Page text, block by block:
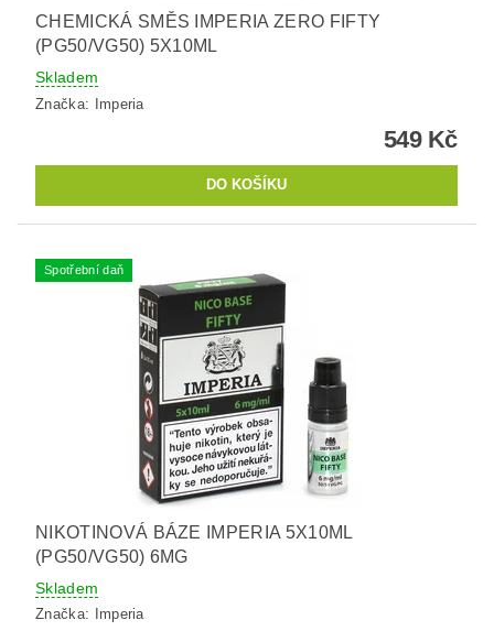
CHEMICKÁ SMĚS IMPERIA ZERO FIFTY
(PG50/VG50) 5X10ML
Skladem
Značka: Imperia
549 Kč
Spotřební daň
NIKOTINOVÁ BÁZE IMPERIA 5X10ML
(PG50/VG50) 6MG
Skladem
Značka: Imperia